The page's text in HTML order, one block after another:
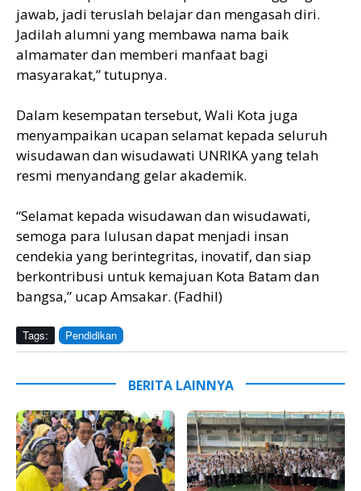
jawab, jadi teruslah belajar dan mengasah diri.
Jadilah alumni yang membawa nama baik
almamater dan memberi manfaat bagi
masyarakat,” tutupnya.
Dalam kesempatan tersebut, Wali Kota juga
menyampaikan ucapan selamat kepada seluruh
wisudawan dan wisudawati UNRIKA yang telah
resmi menyandang gelar akademik.
“Selamat kepada wisudawan dan wisudawati,
semoga para lulusan dapat menjadi insan
cendekia yang berintegritas, inovatif, dan siap
berkontribusi untuk kemajuan Kota Batam dan
bangsa,” ucap Amsakar. (Fadhil)
Tags: Pendidikan
BERITA LAINNYA